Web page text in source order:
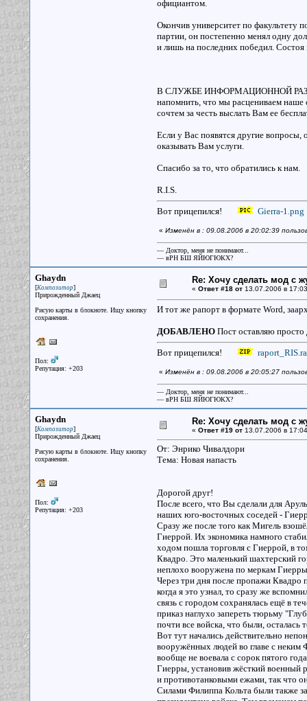
официантом.
Окончив университет по факультету
партии, он постепенно менял одну
и лишь на последних победил.
В СЛУЖБЕ ИНФОРМАЦИОННОЙ
напомнить, что мы расцениваем наше
сочтем за честь выслать Вам ее
Если у Вас появятся другие вопросы,
оказывать Вам услуги.
Спасибо за то, что обратились к нам.
R.I.S.
Вот прицепился! Gierra-1.png
« Изменён в : 09.08.2006 в 20:02:39
— Доктор, меня не понимают...
— вРН БШ ЯЙЮГЮКХ?
Ghaydn
[Композитор]
Прирожденный Джаец
Рисую карты в блокноте. Ищу кнопку
сохранения.
Пол:
Репутация: +203
Re: Хочу сделать мод с
« Ответ #18 от13.07.2006 в
И тот же рапорт в формате Word,
ДОБАВЛЕНОПост оставляю просто
Вот прицепился!
« Изменён в : 09.08.2006 в 20:05:27
— Доктор, меня не понимают...
— вРН БШ ЯЙЮГЮКХ?
Ghaydn
[Композитор]
Прирожденный Джаец
Рисую карты в блокноте. Ищу кнопку
сохранения.
Пол:
Репутация: +203
Re: Хочу сделать мод с
« Ответ #19 от13.07.2006 в
От: Энрико Чивалдори
Тема: Новая напасть
Дорогой друг!
После всего, что Вы сделали для
наших юго-восточных соседей -
Сразу же после того как Мигель
Гиеррой. Их экономика намного
ходом пошла торговля с Гиеррой, в
Квадро. Это маленький шахтерский
неплохо вооружена по меркам
Через три дня после пропажи Квадро
когда я это узнал, то сразу же
связь с городом сохранялась ещё в
приказ наглухо запереть тюрьму
почти все войска, что были, осталась
Вот тут начались действительно
вооружённых людей во главе с неким
вообще не воевала с сорок пятого
Гиерры, установив жёсткий военный
и противотанковыми ежами, так что
Силами Филиппа Кольта были также